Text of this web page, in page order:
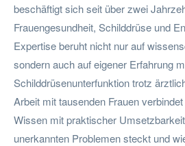
beschäftigt sich seit über zwei
Frauengesundheit, Schilddrüse und
Expertise beruht nicht nur auf
sondern auch auf eigener Erfahrung
Schilddrüsenunterfunktion trotz
Arbeit mit tausenden Frauen
Wissen mit praktischer
unerkannten Problemen steckt und